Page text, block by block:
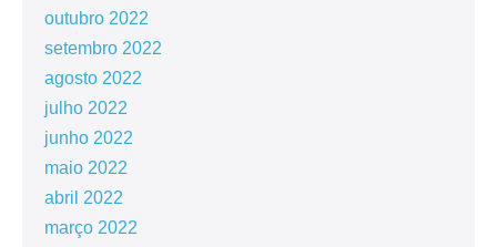
outubro 2022
setembro 2022
agosto 2022
julho 2022
junho 2022
maio 2022
abril 2022
março 2022